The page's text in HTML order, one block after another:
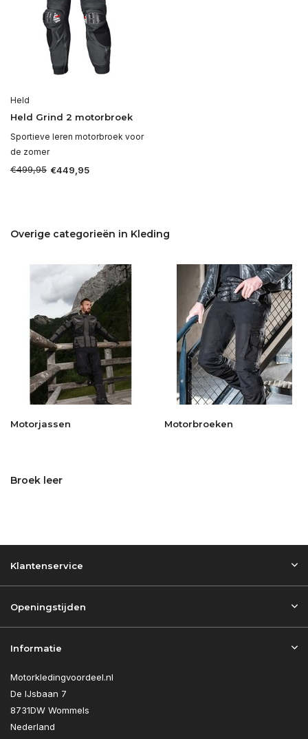
Held
Held Grind 2 motorbroek
Sportieve leren motorbroek voor
de zomer
€499,95 €449,95
Overige categorieën in Kleding
Motorjassen Motorbroeken
Broek leer
Klantenservice
Openingstijden
Informatie
Motorkledingvoordeel.nl
De IJsbaan 7
8731DW Wommels
Nederland